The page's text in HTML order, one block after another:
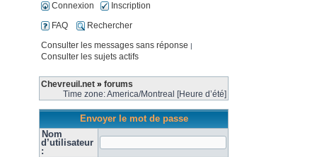
Connexion
Inscription
FAQ
Rechercher
Consulter les messages sans réponse |
Consulter les sujets actifs
Chevreuil.net » forums
Time zone: America/Montreal [Heure d’été]
Envoyer le mot de passe
Nom
d’utilisateur
: